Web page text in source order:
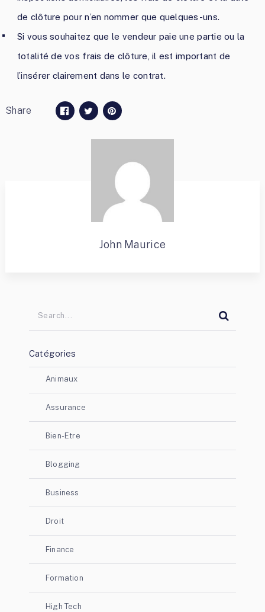
de clôture pour n’en nommer que quelques-uns.
Si vous souhaitez que le vendeur paie une partie ou la
totalité de vos frais de clôture, il est important de
l’insérer clairement dans le contrat.
Share
John Maurice
Catégories
Animaux
Assurance
Bien-Etre
Blogging
Business
Droit
Finance
Formation
High Tech